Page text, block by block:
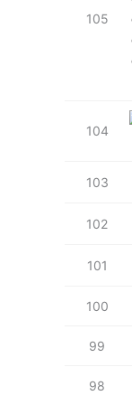
105
104
103
102
101
100
99
98